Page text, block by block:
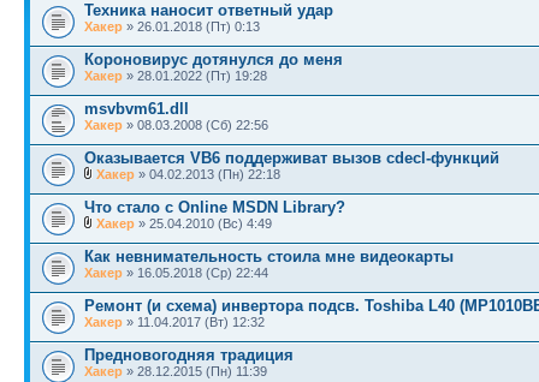
Техника наносит ответный удар
Хакер » 26.01.2018 (Пт) 0:13
Короновирус дотянулся до меня
Хакер » 28.01.2022 (Пт) 19:28
msvbvm61.dll
Хакер » 08.03.2008 (Сб) 22:56
Оказывается VB6 поддерживат вызов cdecl-функций
Хакер » 04.02.2013 (Пн) 22:18
Что стало с Online MSDN Library?
Хакер » 25.04.2010 (Вс) 4:49
Как невнимательность стоила мне видеокарты
Хакер » 16.05.2018 (Ср) 22:44
Ремонт (и схема) инвертора подсв. Toshiba L40
Хакер » 11.04.2017 (Вт) 12:32
Предновогодняя традиция
Хакер » 28.12.2015 (Пн) 11:39